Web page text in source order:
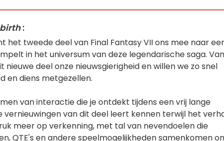
:
het tweede deel van Final Fantasy VII ons mee naar
in het universum van deze legendarische saga.
deel onze nieuwsgierigheid en willen we zo snel
en diens metgezellen.
van interactie die je ontdekt tijdens een vrij lange
van dit deel leert kennen terwijl het
meer op verkenning, met tal van nevendoelen die
QTE's en andere speelmogelijkheden samenkomen